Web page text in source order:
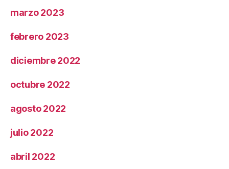
marzo 2023
febrero 2023
diciembre 2022
octubre 2022
agosto 2022
julio 2022
abril 2022